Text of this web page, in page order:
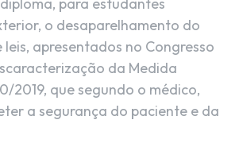
o desaparelhamento do
leis, apresentados no Congresso
da Medida
2019, que segundo o médico,
a segurança do paciente e da